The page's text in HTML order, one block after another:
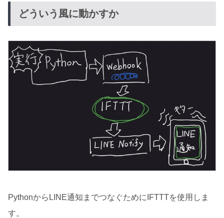
どういう風に動かすか
PythonからLINE通知までつなぐためにIFTTTを使用しま
す。